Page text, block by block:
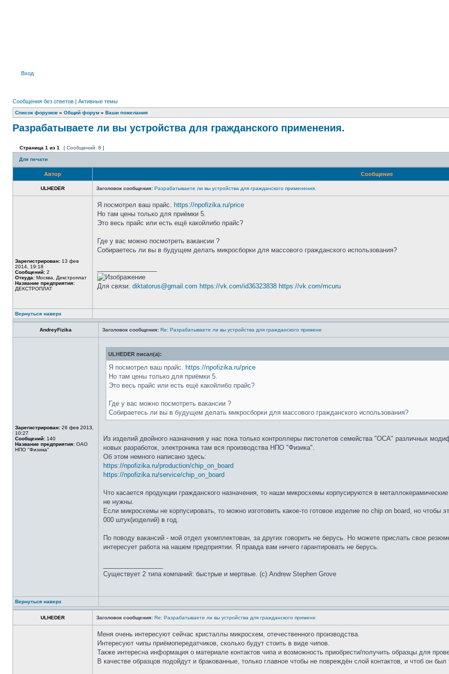
Вход
Сообщения без ответов | Активные темы
Список форумов » Общий форум » Ваши пожелания
Разрабатываете ли вы устройства для гражданского применения.
Страница 1 из 1 [ Сообщений: 8 ]
Для печати
Автор Сообщение
ULHEDER Заголовок сообщения: Разрабатываете ли вы устройства для гражданского применения.
Зарегистрирован: 13 фев
2014, 19:18
Сообщений: 2
Откуда: Москва, Декстроплат
Название предприятия:
ДЕКСТРОПЛАТ
Я посмотрел ваш прайс. https://npofizika.ru/price
Но там цены только для приёмки 5.
Это весь прайс или есть ещё какойлибо прайс?
Где у вас можно посмотреть вакансии ?
Собираетесь ли вы в будущем делать микросборки для массового гражданского использования?
Для связи: diktatorus@gmail.com https://vk.com/id36323838 https://vk.com/mcuru
Вернуться наверх
AndreyFizika Заголовок сообщения: Re: Разрабатываете ли вы устройства для гражданского примене
Зарегистрирован: 26 фев 2013,
10:27
Сообщений: 140
Название предприятия: ОАО
НПО "Физика"
ULHEDER писал(а):
Я посмотрел ваш прайс. https://npofizika.ru/price
Но там цены только для приёмки 5.
Это весь прайс или есть ещё какойлибо прайс?
Где у вас можно посмотреть вакансии ?
Собираетесь ли вы в будущем делать микросборки для массового гражданского использования?
Из изделий двойного назначения у нас пока только контроллеры пистолетов семейства "ОСА" различных
новых разработок, электроника там вся производства НПО "Физика".
Об этом немного написано здесь:
https://npofizika.ru/production/chip_on_board
https://npofizika.ru/service/chip_on_board
Что касается продукции гражданского назначения, то наши микросхемы корпусируются в
не нужны.
Если микросхемы не корпусировать, то можно изготовить какое-то готовое изделие по chip on board, но
000 штук(изделий) в год.
По поводу вакансий - мой отдел укомплектован, за других говорить не берусь. Но можете прислать свое
интересует работа на нашем предприятии. Я правда вам ничего гарантировать не берусь.
Существует 2 типа компаний: быстрые и мертвые. (с) Andrew Stephen Grove
Вернуться наверх
ULHEDER Заголовок сообщения: Re: Разрабатываете ли вы устройства для гражданского примене
Меня очень интересуют сейчас кристаллы микросхем, отечественного производства.
Интересуют чипы приёмопередатчиков, сколько будут стоить в виде чипов.
Также интересна информация о материале контактов чипа и возможность приобрести/получить образцы для
В качестве образцов подойдут и бракованные, только главное чтобы не повреждён слой контактов, и чтоб он